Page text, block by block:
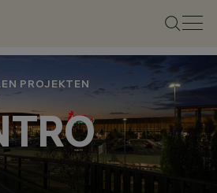
PROJEKTEN